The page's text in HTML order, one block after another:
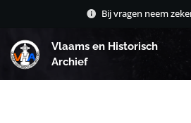
Bij vragen neem
Vlaams en Historisch
Archief